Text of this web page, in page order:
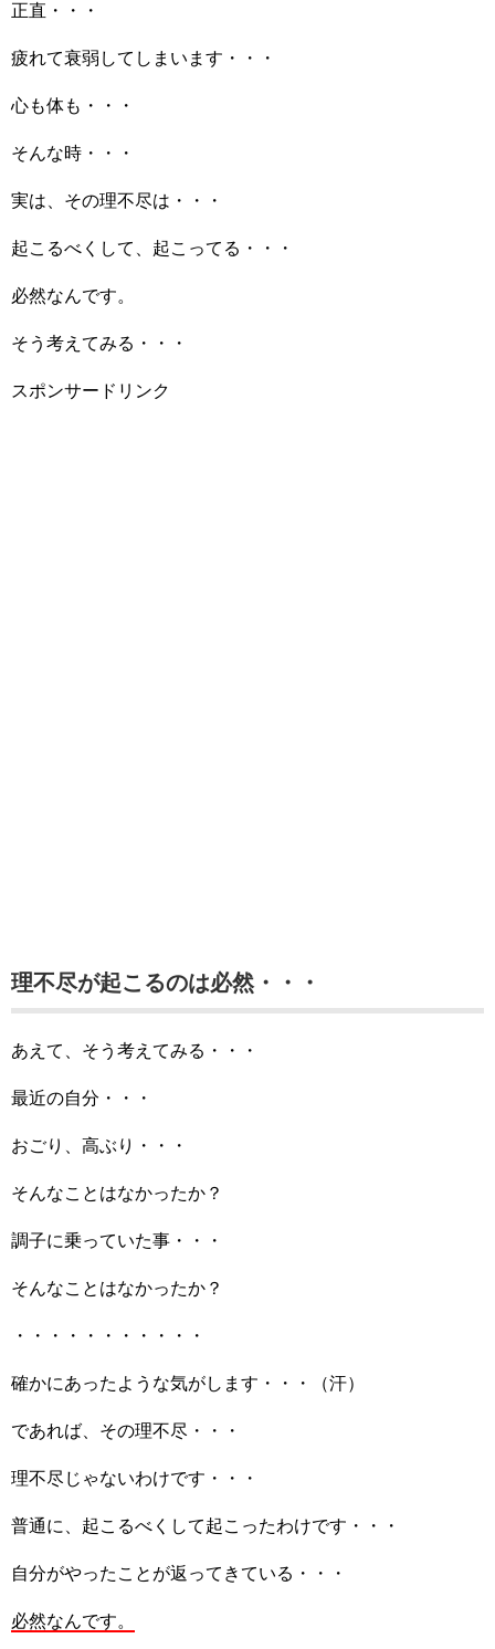
正直・・・
疲れて衰弱してしまいます・・・
心も体も・・・
そんな時・・・
実は、その理不尽は・・・
起こるべくして、起こってる・・・
必然なんです。
そう考えてみる・・・
スポンサードリンク
理不尽が起こるのは必然・・・
あえて、そう考えてみる・・・
最近の自分・・・
おごり、高ぶり・・・
そんなことはなかったか？
調子に乗っていた事・・・
そんなことはなかったか？
・・・・・・・・・・・
確かにあったような気がします・・・（汗）
であれば、その理不尽・・・
理不尽じゃないわけです・・・
普通に、起こるべくして起こったわけです・・・
自分がやったことが返ってきている・・・
必然なんです。